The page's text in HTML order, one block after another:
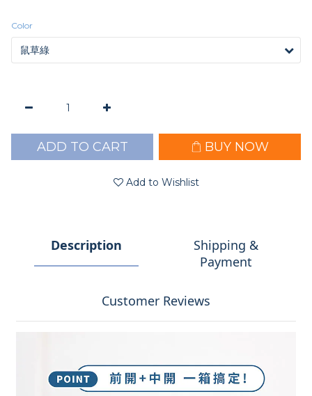
Color
ADD TO CART BUY NOW
Add to Wishlist
Description
Shipping &
Payment
Customer Reviews